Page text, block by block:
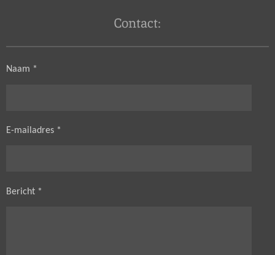
Contact:
Naam *
E-mailadres *
Bericht *